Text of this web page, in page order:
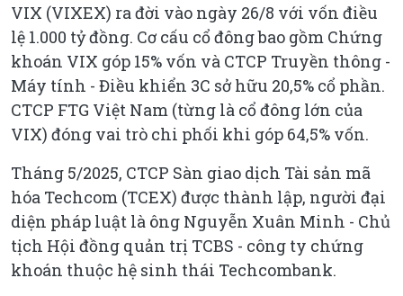
VIX (VIXEX) ra đời vào ngày 26/8 với vốn điều
lệ 1.000 tỷ đồng. Cơ cấu cổ đông bao gồm Chứng
khoán VIX góp 15% vốn và CTCP Truyền thông -
Máy tính - Điều khiển 3C sở hữu 20,5% cổ phần.
CTCP FTG Việt Nam (từng là cổ đông lớn của
VIX) đóng vai trò chi phối khi góp 64,5% vốn.
Tháng 5/2025, CTCP Sàn giao dịch Tài sản mã
hóa Techcom (TCEX) được thành lập, người đại
diện pháp luật là ông Nguyễn Xuân Minh - Chủ
tịch Hội đồng quản trị TCBS - công ty chứng
khoán thuộc hệ sinh thái Techcombank.